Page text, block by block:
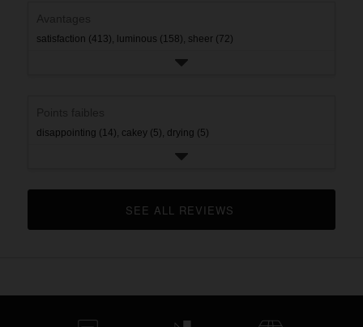
satisfaction (413), luminous (158), sheer (72)
disappointing (14), cakey (5), drying (5)
CLICK TO GO TO ALL REVIEWS